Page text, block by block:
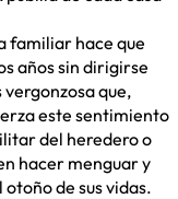
familiar hace que
años sin dirigirse
vergonzosa que,
este sentimiento
del heredero o
hacer menguar y
de sus vidas.